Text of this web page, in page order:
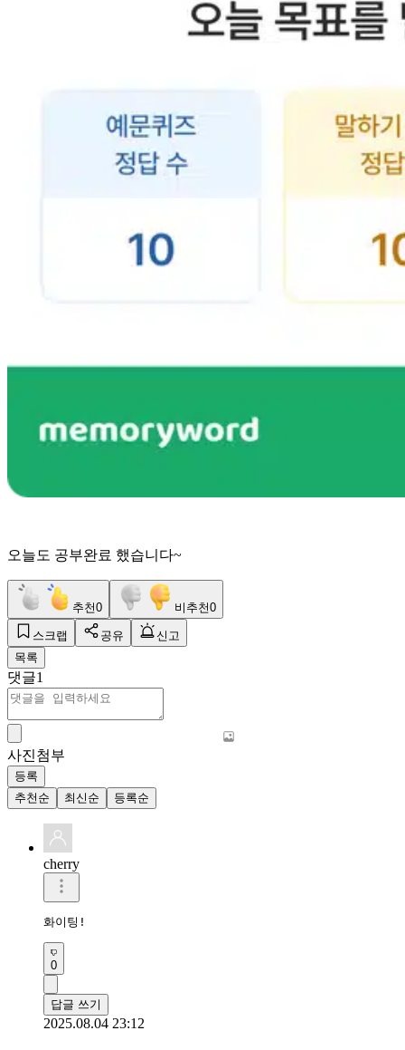
오늘도 공부완료 했습니다~
추천0 비추천0
스크랩 공유
신고
목록
댓글1
사진첨부
등록
추천순
최신순 등록순
cherry
화이팅!
0
답글 쓰기
2025.08.04 23:12